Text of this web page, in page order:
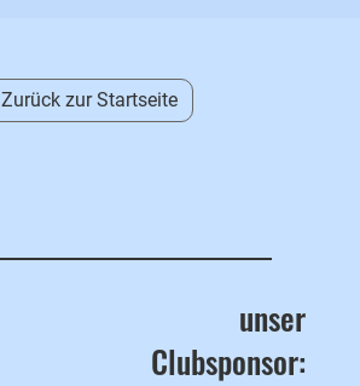
Zurück zur Startseite
unser
Clubsponsor: